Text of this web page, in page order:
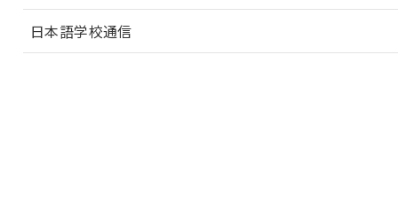
日本語学校通信